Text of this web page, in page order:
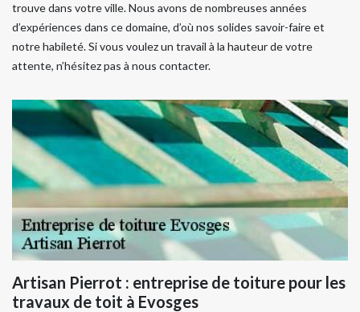
trouve dans votre ville. Nous avons de nombreuses années
d’expériences dans ce domaine, d’où nos solides savoir-faire et
notre habileté. Si vous voulez un travail à la hauteur de votre
attente, n’hésitez pas à nous contacter.
Artisan Pierrot : entreprise de toiture pour les
travaux de toit à Evosges